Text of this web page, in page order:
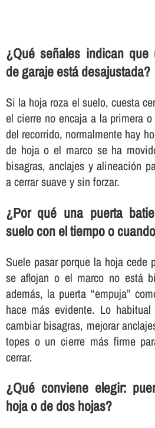
¿Qué señales indican que
de garaje está desajustada?
Si la hoja roza el suelo, cuesta
el cierre no encaja a la primera
del recorrido, normalmente hay
de hoja o el marco se ha
bisagras, anclajes y alineación
a cerrar suave y sin forzar.
¿Por qué una puerta
suelo con el tiempo o
Suele pasar porque la hoja cede
se aflojan o el marco no está
además, la puerta “empuja”
hace más evidente. Lo
cambiar bisagras, mejorar
topes o un cierre más firme
cerrar.
¿Qué conviene elegir:
hoja o de dos hojas?